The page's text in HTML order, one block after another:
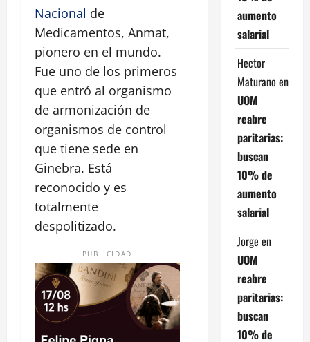
Nacional de
Medicamentos, Anmat,
pionero en el mundo.
Fue uno de los primeros
que entró al organismo
de armonización de
organismos de control
que tiene sede en
Ginebra. Está
reconocido y es
totalmente
despolitizado.
PUBLICIDAD
aumento
salarial
Hector
Maturano en
UOM
reabre
paritarias:
buscan
10% de
aumento
salarial
Jorge en
UOM
reabre
paritarias:
buscan
10% de